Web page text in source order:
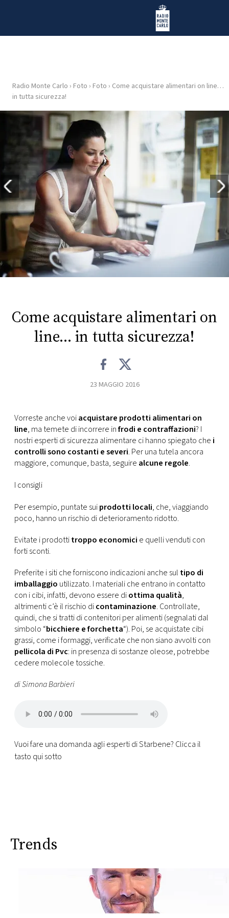
Radio Monte Carlo
HOME
RADIO
WEB
RADIO
PLAYLIST
NEWS
FOTO
CONCORSI
EVENTI
VIDEO
DI
MONACO
RMC
CONSIGLIA
Radio Monte Carlo › Foto › Foto › Come acquistare alimentari on line…
in tutta sicurezza!
Come acquistare alimentari on
line… in tutta sicurezza!
23 MAGGIO 2016
Vorreste anche voiacquistare prodotti alimentari on
line, ma temete di incorrere infrodi e contraffazioni? I
nostri esperti di sicurezza alimentare ci hanno spiegato che i
controlli sono costanti e severi. Per una tutela ancora
maggiore, comunque, basta, seguire alcune regole.
I consigli
Per esempio, puntate suiprodotti locali, che, viaggiando
poco, hanno un rischio di deterioramento ridotto.
Evitate i prodottitroppo economici e quelli venduti con
forti sconti.
Preferite i siti che forniscono indicazioni anche sul tipo di
imballaggio utilizzato. I materiali che entrano in contatto
con i cibi, infatti, devono essere diottima qualità,
altrimenti c’è il rischio dicontaminazione. Controllate,
quindi, che si tratti di contenitori per alimenti (segnalati dal
simbolo “bicchiere e forchetta“). Poi, se acquistate cibi
grassi, come i formaggi, verificate che non siano avvolti con
pellicola di Pvc: in presenza di sostanze oleose, potrebbe
cedere molecole tossiche.
di Simona Barbieri
Vuoi fare una domanda agli esperti di Starbene? Clicca il
tasto qui sotto
Trends